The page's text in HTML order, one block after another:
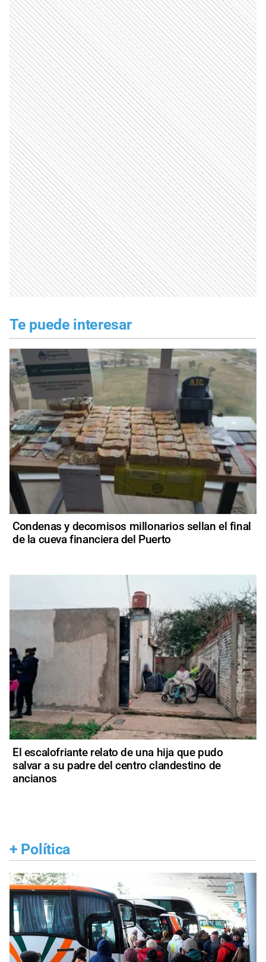
Te puede interesar
Condenas y decomisos millonarios sellan el final
de la cueva financiera del Puerto
El escalofriante relato de una hija que pudo
salvar a su padre del centro clandestino de
ancianos
+ Política